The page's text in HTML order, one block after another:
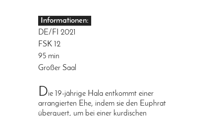
Informationen:
DE/FI 2021
FSK 12
95 min
Großer Saal
Die 19-jährige Hala entkommt einer
arrangierten Ehe, indem sie den Euphrat
überquert, um bei einer kurdischen